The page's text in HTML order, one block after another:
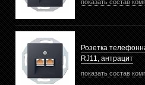
показать состав
Розетка
RJ11, антрацит
показать состав